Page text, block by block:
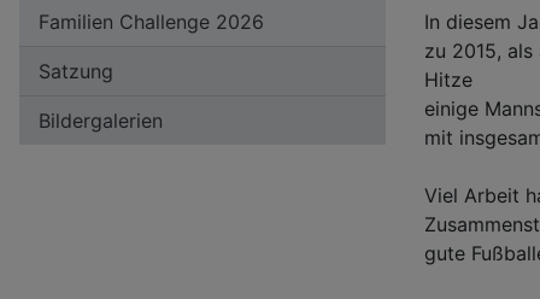
In diesem
zu 2015,
Hitze
einige
mit
Viel Arbeit
gute
Familien Challenge 2026
Satzung
Bildergalerien